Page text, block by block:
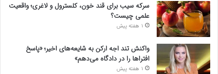
سرکه سیب برای قند خون، کلسترول و لاغری؛ واقعیت
علمی چیست؟
1 هفته پیش
واکنش تند اجه ارکن به شایعه‌های اخیر؛ «پاسخ
افتراها را در دادگاه می‌دهم»
1 هفته پیش